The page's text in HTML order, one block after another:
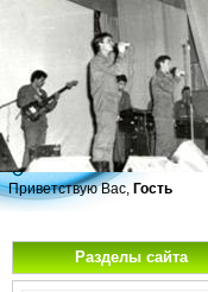
Приветствую Вас, Гость
Разделы сайта